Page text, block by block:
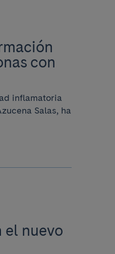
con
inflamatoria
Salas, ha
el nuevo